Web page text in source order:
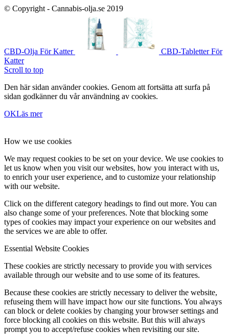
© Copyright - Cannabis-olja.se 2019
CBD-Olja För Katter
CBD-Tabletter För
Katter
Scroll to top
Den här sidan använder cookies. Genom att fortsätta att surfa på
sidan godkänner du vår användning av cookies.
OKLäs mer
How we use cookies
We may request cookies to be set on your device. We use cookies to
let us know when you visit our websites, how you interact with us,
to enrich your user experience, and to customize your relationship
with our website.
Click on the different category headings to find out more. You can
also change some of your preferences. Note that blocking some
types of cookies may impact your experience on our websites and
the services we are able to offer.
Essential Website Cookies
These cookies are strictly necessary to provide you with services
available through our website and to use some of its features.
Because these cookies are strictly necessary to deliver the website,
refuseing them will have impact how our site functions. You always
can block or delete cookies by changing your browser settings and
force blocking all cookies on this website. But this will always
prompt you to accept/refuse cookies when revisiting our site.